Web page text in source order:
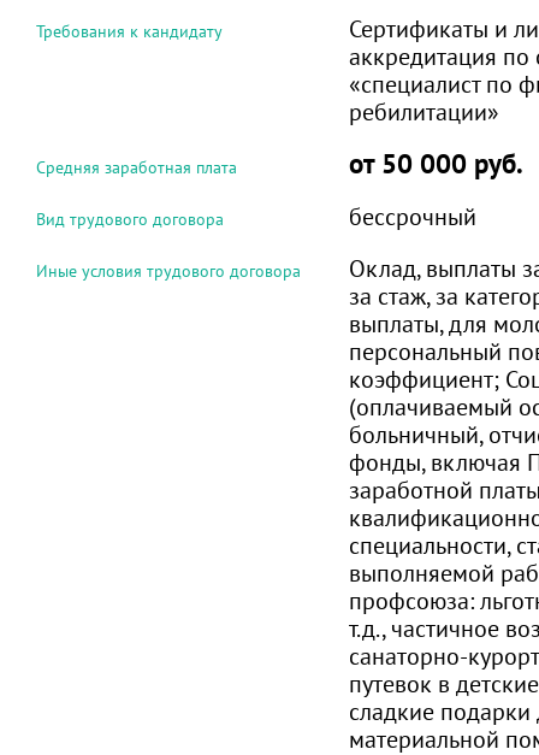
Требования к кандидату
Сертификаты и
аккредитация по
«специалист по
ребилитации»
Средняя заработная плата от 50 000 руб.
Вид трудового договора бессрочный
Иные условия трудового договора
Оклад, выплаты
за стаж, за
выплаты, для
персональный
коэффициент;
(оплачиваемый
больничный,
фонды, включая
заработной
специальности,
выполняемой
профсоюза:
т.д., частичное
санаторно-
путевок в
сладкие подарки
материальной